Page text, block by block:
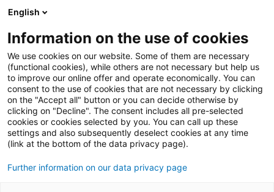
English
Information on the use of cookies
We use cookies on our website. Some of them are necessary
(functional cookies), while others are not necessary but help us
to improve our online offer and operate economically. You can
consent to the use of cookies that are not necessary by clicking
on the "Accept all" button or you can decide otherwise by
clicking on "Decline". The consent includes all pre-selected
cookies or cookies selected by you. You can call up these
settings and also subsequently deselect cookies at any time
(link at the bottom of the data privacy page).
Further information on our data privacy page